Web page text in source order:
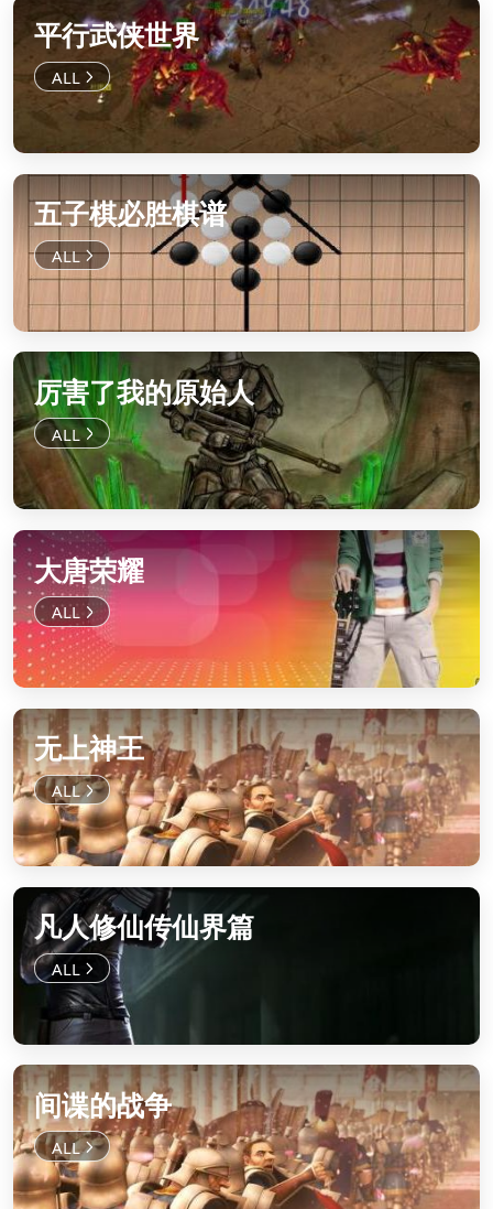
平行武侠世界
五子棋必胜棋谱
厉害了我的原始人
大唐荣耀
无上神王
凡人修仙传仙界篇
间谍的战争